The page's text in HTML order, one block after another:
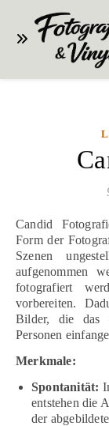
Candid Fotografie (Candid Photography) bezeichnet eine
Form der
Szenen
aufgenommen
fotografiert
vorbereiten.
Bilder, die das
Personen
Merkmale:
Spontanität:
entstehen die
der